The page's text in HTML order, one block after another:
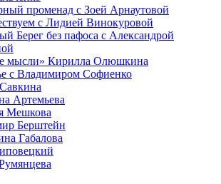
променад с Зоей Арнаутовой
с Лидией Винокуровой
Берег без пафоса с Александрой
мысли» Кирилла Олюшкина
с Владимиром Софиенко
Артемьева
Мешкова
Берштейн
Габалова